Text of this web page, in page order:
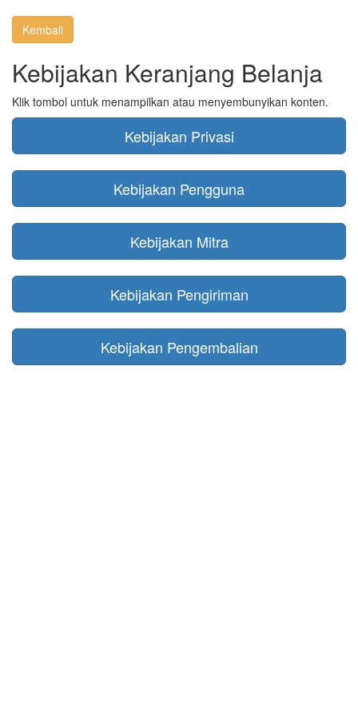
Kembali
Kebijakan Keranjang Belanja
Klik tombol untuk menampilkan atau menyembunyikan konten.
Kebijakan Privasi
Kebijakan Pengguna
Kebijakan Mitra
Kebijakan Pengiriman
Kebijakan Pengembalian